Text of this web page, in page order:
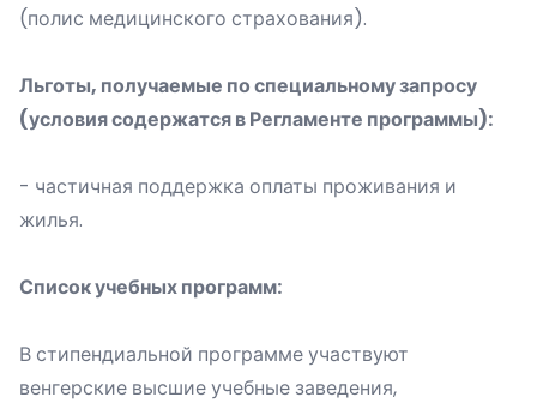
(полис медицинского страхования).
Льготы, получаемые по специальному запросу
(условия содержатся в Регламенте программы):
- частичная поддержка оплаты проживания и
жилья.
Список учебных программ:
В стипендиальной программе участвуют
венгерские высшие учебные заведения,